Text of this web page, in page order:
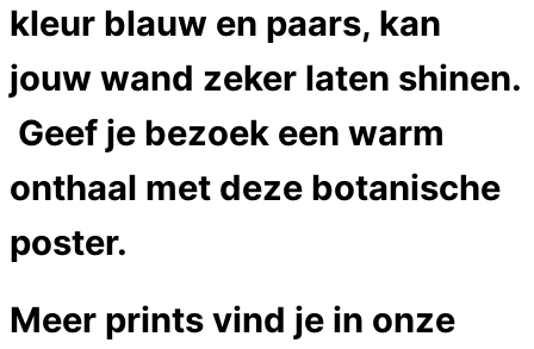
kleur blauw en paars, kan
jouw wand zeker laten shinen.
Geef je bezoek een warm
onthaal met deze botanische
poster.
Meer prints vind je in onze